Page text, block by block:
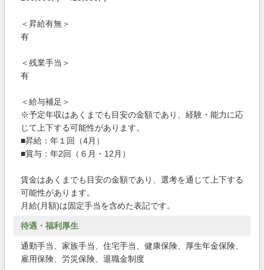
＜昇給有無＞
有
＜残業手当＞
有
＜給与補足＞
※予定年収はあくまでも目安の金額であり、経験・能力に応
じて上下する可能性があります。
■昇給：年１回（4月）
■賞与：年2回（６月・12月）
賃金はあくまでも目安の金額であり、選考を通じて上下する
可能性があります。
月給(月額)は固定手当を含めた表記です。
待遇・福利厚生
通勤手当、家族手当、住宅手当、健康保険、厚生年金保険、
雇用保険、労災保険、退職金制度